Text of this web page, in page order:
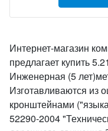
Интернет-магазин
предлагает купить
Инженерная (5
Изготавливаются из
кронштейнами
52290-2004